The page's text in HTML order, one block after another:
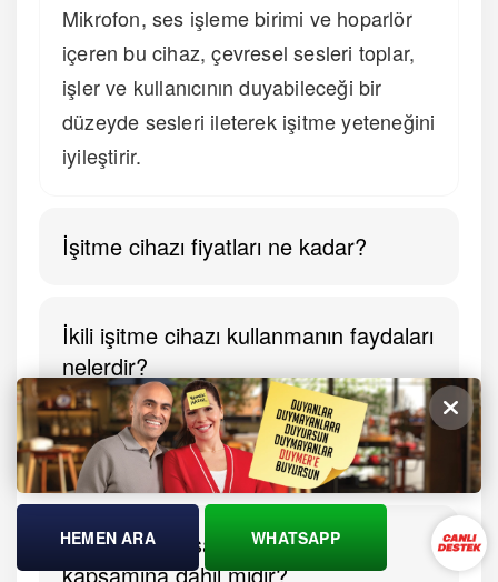
Mikrofon, ses işleme birimi ve hoparlör
içeren bu cihaz, çevresel sesleri toplar,
işler ve kullanıcının duyabileceği bir
düzeyde sesleri ileterek işitme yeteneğini
iyileştirir.
İşitme cihazı fiyatları ne kadar?
İkili işitme cihazı kullanmanın faydaları
nelerdir?
İkili işitme cihazı kimlere önerilir?
İşitme cihazı sağlık sigortası
kapsamına dahil midir?
HEMEN ARA WHATSAPP